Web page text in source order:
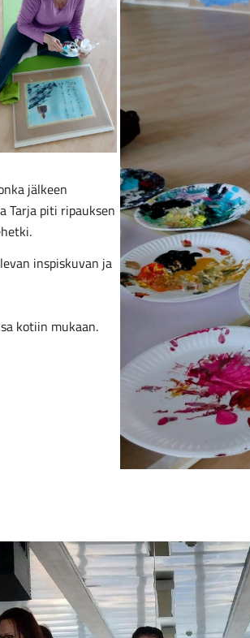
jälkeen
Tarja piti ripauksen
inspiskuvan ja
kotiin mukaan.